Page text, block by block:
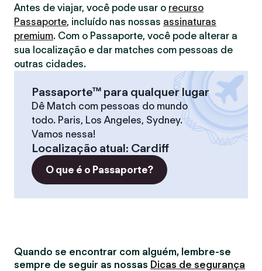
Antes de viajar, você pode usar o recurso
Passaporte, incluído nas nossas assinaturas
premium. Com o Passaporte, você pode alterar a
sua localização e dar matches com pessoas de
outras cidades.
Passaporte™ para qualquer lugar
Dê Match com pessoas do mundo
todo. Paris, Los Angeles, Sydney.
Vamos nessa!
Localização atual: Cardiff
O que é o Passaporte?
Quando se encontrar com alguém, lembre-se
sempre de seguir as nossas Dicas de segurança